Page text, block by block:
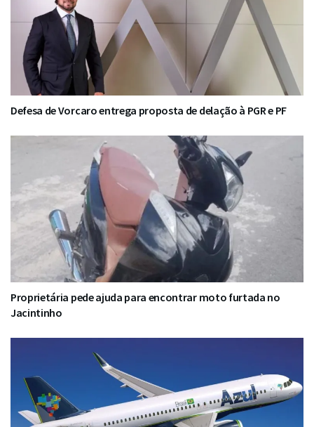
Defesa de Vorcaro entrega proposta de delação à PGR e PF
Proprietária pede ajuda para encontrar moto furtada no
Jacintinho